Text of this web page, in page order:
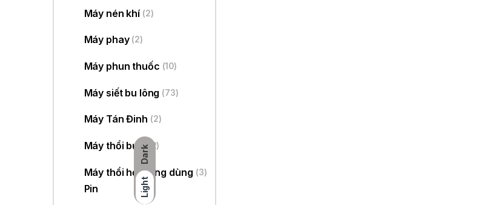
Dark
Light
Máy nén khí (2)
Máy phay (2)
Máy phun thuốc (10)
Máy siết bu lông (73)
Máy Tán Đinh (2)
Máy thổi bụi (22)
Máy thổi hơi nóng dùng
Pin
(3)